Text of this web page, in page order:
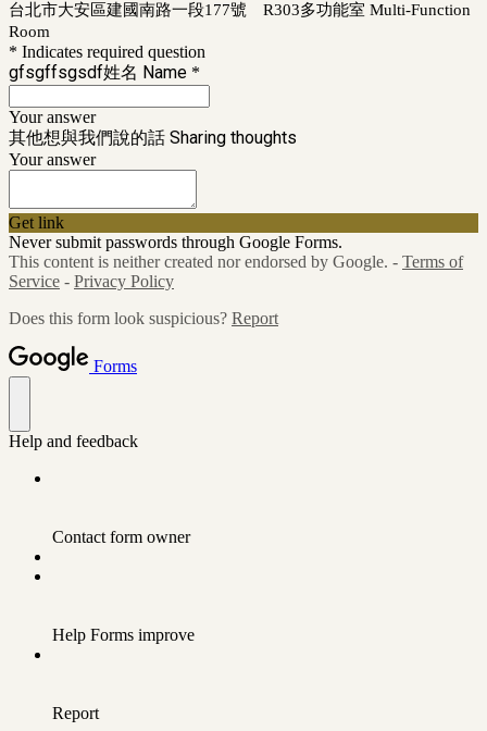
台北市大安區建國南路一段177號 R303多功能室 Multi-Function
Room
* Indicates required question
gfsgffsgsdf姓名 Name *
Your answer
其他想與我們說的話 Sharing thoughts
Your answer
Get link
Never submit passwords through Google Forms.
This content is neither created nor endorsed by Google. - Terms of
Service - Privacy Policy
Does this form look suspicious? Report
Forms
Help and feedback
Contact form owner
Help Forms improve
Report